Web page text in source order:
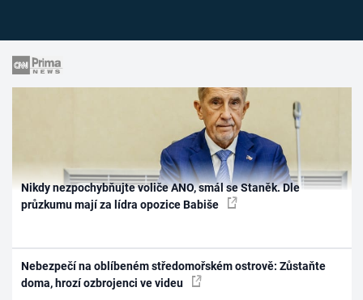
Nikdy nezpochybňujte voliče ANO, smál se Staněk. Dle
průzkumu mají za lídra opozice Babiše
Nebezpečí na oblíbeném středomořském ostrově: Zůstaňte
doma, hrozí ozbrojenci ve videu